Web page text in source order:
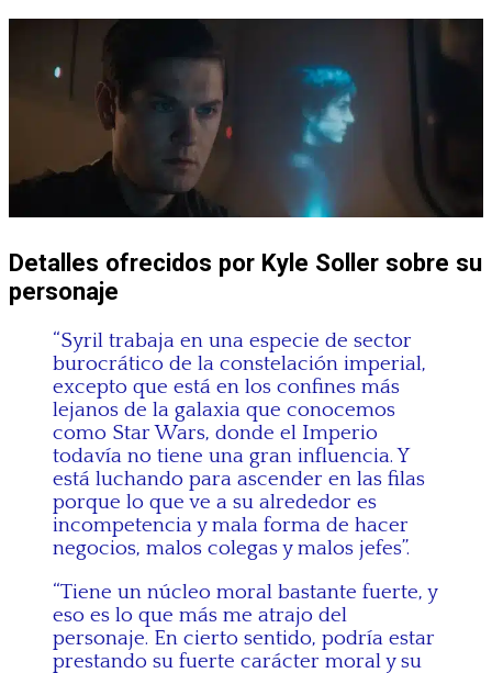
Detalles ofrecidos por Kyle Soller sobre su
personaje
“Syril trabaja en una especie de sector
burocrático de la constelación imperial,
excepto que está en los confines más
lejanos de la galaxia que conocemos
como Star Wars, donde el Imperio
todavía no tiene una gran influencia. Y
está luchando para ascender en las filas
porque lo que ve a su alrededor es
incompetencia y mala forma de hacer
negocios, malos colegas y malos jefes”.
“Tiene un núcleo moral bastante fuerte, y
eso es lo que más me atrajo del
personaje. En cierto sentido, podría estar
prestando su fuerte carácter moral y su